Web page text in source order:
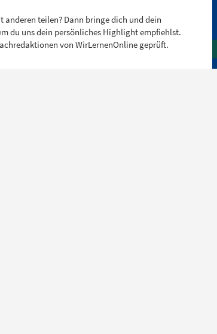
teilen? Dann bringe dich und dein
du uns dein persönliches Highlight empfiehlst.
von WirLernenOnline geprüft.